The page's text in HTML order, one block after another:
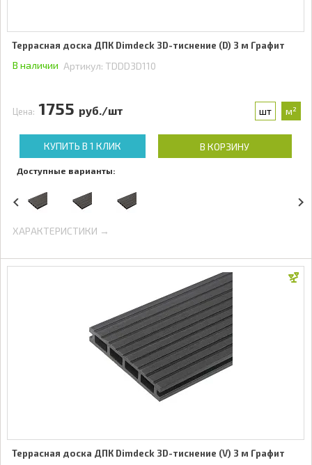
Террасная доска ДПК Dimdeck 3D-тиснение (D) 3 м Графит
В наличии Артикул: TDDD3D110
Цена: 1755 руб./шт шт м²
КУПИТЬ В 1 КЛИК В КОРЗИНУ
Доступные варианты:
ХАРАКТЕРИСТИКИ →
Террасная доска ДПК Dimdeck 3D-тиснение (V) 3 м Графит